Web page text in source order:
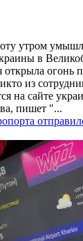
утром
в
открыла огонь
из
на сайте
пишет "...